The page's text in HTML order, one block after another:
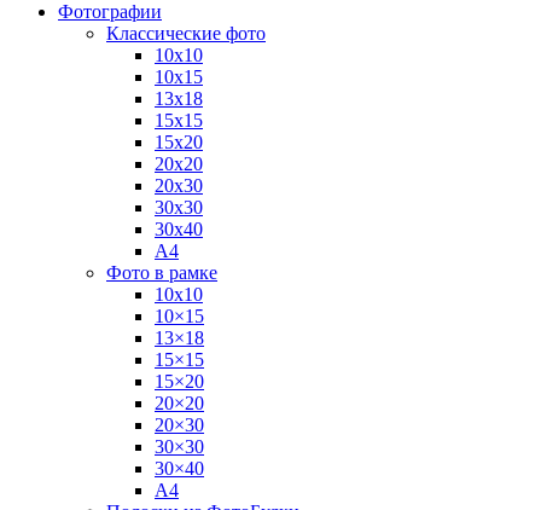
Фотографии
Классические фото
10х10
10х15
13х18
15х15
15х20
20х20
20х30
30х30
30х40
А4
Фото в рамке
10х10
10×15
13×18
15×15
15×20
20×20
20×30
30×30
30×40
A4